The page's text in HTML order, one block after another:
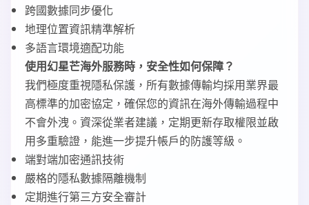
跨國數據同步優化
地理位置資訊精準解析
多語言環境適配功能
使用幻星芒海外服務時，安全性如何保障？
我們極度重視隱私保護，所有數據傳輸均採用業界最
高標準的加密協定，確保您的資訊在海外傳輸過程中
不會外洩。資深從業者建議，定期更新存取權限並啟
用多重驗證，能進一步提升帳戶的防護等級。
端對端加密通訊技術
嚴格的隱私數據隔離機制
定期進行第三方安全審計